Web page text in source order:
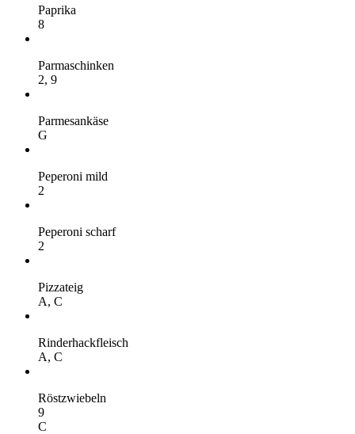
Paprika
8
Parmaschinken
2, 9
Parmesankäse
G
Peperoni mild
2
Peperoni scharf
2
Pizzateig
A, C
Rinderhackfleisch
A, C
Röstzwiebeln
9
C